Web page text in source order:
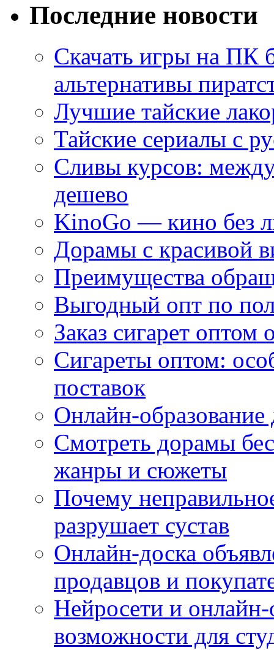
Последние новости
Скачать игры на ПК
альтернативы
Лучшие тайские
Тайские сериалы с
Сливы курсов:
дешево
KinoGo — кино без
Дорамы с красивой
Преимущества
Выгодный опт по
Заказ сигарет оптом
Сигареты оптом:
поставок
Онлайн-
Смотреть дорамы
жанры и сюжеты
Почему
разрушает сустав
Онлайн-доска
продавцов и
Нейросети и
возможности для